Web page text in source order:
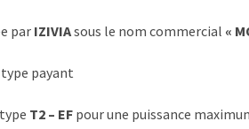
par IZIVIAsous le nom commercial «
payant
T2 – EF pour une puissance